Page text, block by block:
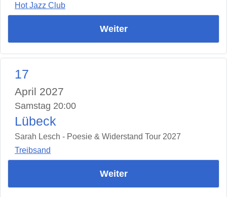
Hot Jazz Club
Weiter
17
April 2027
Samstag 20:00
Lübeck
Sarah Lesch - Poesie & Widerstand Tour 2027
Treibsand
Weiter